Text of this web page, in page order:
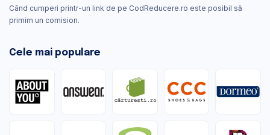
Când cumperi printr-un link de pe CodReducere.ro este posibil să
primim un comision.
Cele mai populare